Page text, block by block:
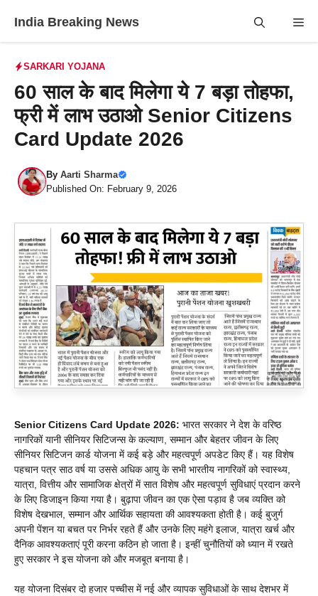
India Breaking News
SARKARI YOJANA
60 साल के बाद मिलेगा ये 7 बड़ा तोहफा,
फ्री में लाभ उठाओ Senior Citizens
Card Update 2026
By Aarti Sharma
Published On: February 9, 2026
Senior Citizens Card Update 2026: भारत सरकार ने देश के वरिष्ठ
नागरिकों यानी सीनियर सिटिजन्स के कल्याण, सम्मान और बेहतर जीवन के लिए
सीनियर सिटिजन कार्ड योजना में कई बड़े और महत्वपूर्ण अपडेट किए हैं। यह विशेष
पहचान पत्र साठ वर्ष या उससे अधिक आयु के सभी भारतीय नागरिकों को स्वास्थ्य,
यात्रा, वित्तीय और सामाजिक क्षेत्रों में सात विशेष और महत्वपूर्ण सुविधाएं प्रदान करने
के लिए डिजाइन किया गया है। बुढ़ापा जीवन का एक ऐसा पड़ाव है जब व्यक्ति को
विशेष देखभाल, सम्मान और आर्थिक सहायता की आवश्यकता होती है। कई बुजुर्ग
अपनी पेंशन या बचत पर निर्भर रहते हैं और उनके लिए महंगे इलाज, यात्रा खर्च और
दैनिक आवश्यकताएं पूरी करना कठिन हो जाता है। इन्हीं चुनौतियों को ध्यान में रखते
हुए सरकार ने इस योजना को और मजबूत बनाया है।
यह योजना दिसंबर दो हजार पच्चीस में नई और व्यापक सुविधाओं के साथ देशभर में